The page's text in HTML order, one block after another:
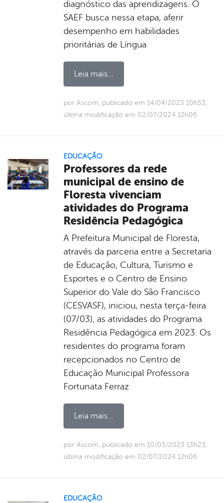
diagnóstico das aprendizagens. O
SAEF busca nessa etapa, aferir
desempenho em habilidades
prioritárias de Língua
Leia mais...
por Ascom, publicado em 14/04/2023 10h53,
última modificação em 02/07/2024 12h06
EDUCAÇÃO
Professores da rede
municipal de ensino de
Floresta vivenciam
atividades do Programa
Residência Pedagógica
A Prefeitura Municipal de Floresta,
através da parceria entre a Secretaria
de Educação, Cultura, Turismo e
Esportes e o Centro de Ensino
Superior do Vale do São Francisco
(CESVASF), iniciou, nesta terça-feira
(07/03), as atividades do Programa
Residência Pedagógica em 2023. Os
residentes do programa foram
recepcionados no Centro de
Educação Municipal Professora
Fortunata Ferraz
Leia mais...
por Ascom, publicado em 10/03/2023 13h23,
última modificação em 02/07/2024 12h06
EDUCAÇÃO